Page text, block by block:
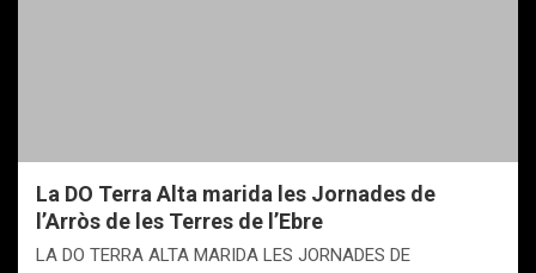
La DO Terra Alta marida les Jornades de
l’Arròs de les Terres de l’Ebre
LA DO TERRA ALTA MARIDA LES JORNADES DE